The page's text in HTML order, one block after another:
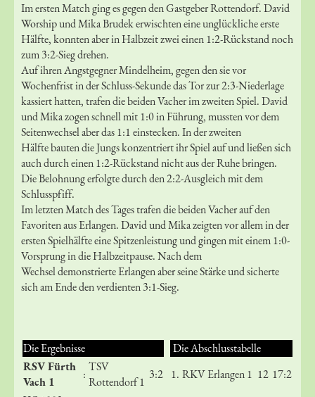
Im ersten Match ging es gegen den Gastgeber Rottendorf. David
Worship und Mika Brudek erwischten eine unglückliche erste
Hälfte, konnten aber in Halbzeit zwei einen 1:2-Rückstand noch
zum 3:2-Sieg drehen.
Auf ihren Angstgegner Mindelheim, gegen den sie vor
Wochenfrist in der Schluss-Sekunde das Tor zur 2:3-Niederlage
kassiert hatten, trafen die beiden Vacher im zweiten Spiel. David
und Mika zogen schnell mit 1:0 in Führung, mussten vor dem
Seitenwechsel aber das 1:1 einstecken. In der zweiten
Hälfte bauten die Jungs konzentriert ihr Spiel auf und ließen sich
auch durch einen 1:2-Rückstand nicht aus der Ruhe bringen.
Die Belohnung erfolgte durch den 2:2-Ausgleich mit dem
Schlusspfiff.
Im letzten Match des Tages trafen die beiden Vacher auf den
Favoriten aus Erlangen. David und Mika zeigten vor allem in der
ersten Spielhälfte eine Spitzenleistung und gingen mit einem 1:0-
Vorsprung in die Halbzeitpause. Nach dem
Wechsel demonstrierte Erlangen aber seine Stärke und sicherte
sich am Ende den verdienten 3:1-Sieg.
Die Ergebnisse
Die Abschlusstabelle
RSV Fürth
Vach 1
:
TSV
Rottendorf 1
3:2 1. RKV Erlangen 1 12 17:2